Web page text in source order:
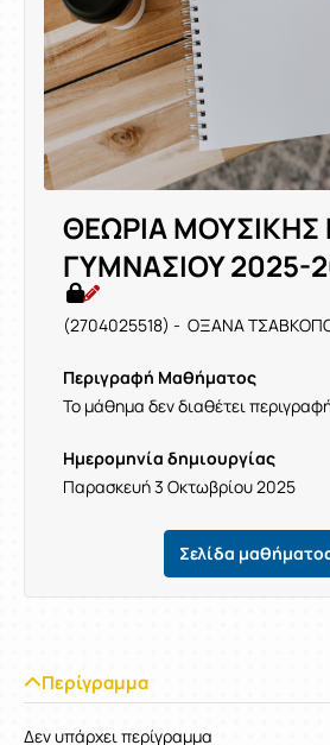
ΘΕΩΡΙΑ ΜΟΥΣΙΚΗΣ
ΓΥΜΝΑΣΙΟΥ 2025-
(2704025518) - ΟΞΑΝΑ
Περιγραφή Μαθήματος
Το μάθημα δεν διαθέτει
Ημερομηνία δημιουργίας
Παρασκευή 3 Οκτωβρίου 2025
Σελίδα
Περίγραμμα
Δεν υπάρχει περίγραμμα